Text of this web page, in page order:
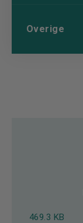
Overige
469.3 KB